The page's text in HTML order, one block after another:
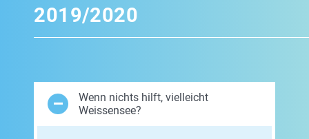
2019/2020
Wenn nichts hilft, vielleicht
Weissensee?